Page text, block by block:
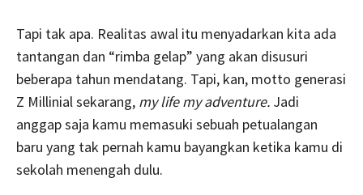
Tapi tak apa. Realitas awal itu menyadarkan kita ada
tantangan dan “rimba gelap” yang akan disusuri
beberapa tahun mendatang. Tapi, kan, motto generasi
Z Millinial sekarang, my life my adventure. Jadi
anggap saja kamu memasuki sebuah petualangan
baru yang tak pernah kamu bayangkan ketika kamu di
sekolah menengah dulu.